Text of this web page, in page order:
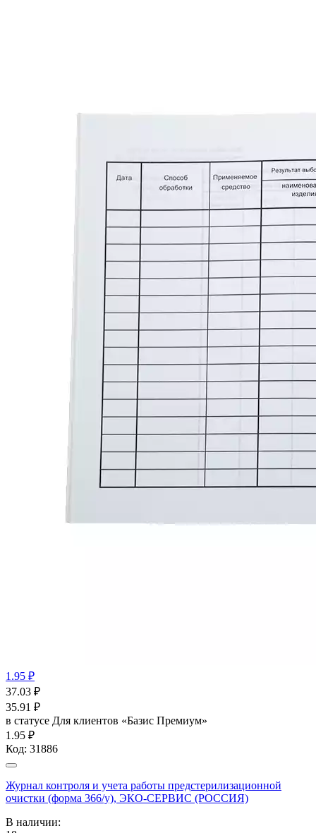
1.95 ₽
37.03 ₽
35.91 ₽
в статусе Для клиентов «Базис Премиум»
1.95 ₽
Код: 31886
Журнал контроля и учета работы предстерилизационной
очистки (форма 366/у), ЭКО-СЕРВИС (РОССИЯ)
В наличии: